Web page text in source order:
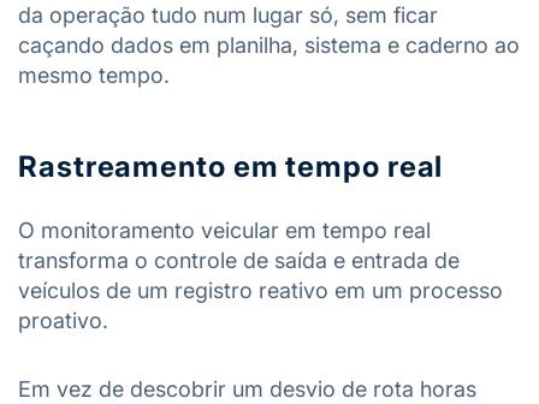
da operação tudo num lugar só, sem ficar
caçando dados em planilha, sistema e caderno ao
mesmo tempo.
Rastreamento em tempo real
O monitoramento veicular em tempo real
transforma o controle de saída e entrada de
veículos de um registro reativo em um processo
proativo.
Em vez de descobrir um desvio de rota horas